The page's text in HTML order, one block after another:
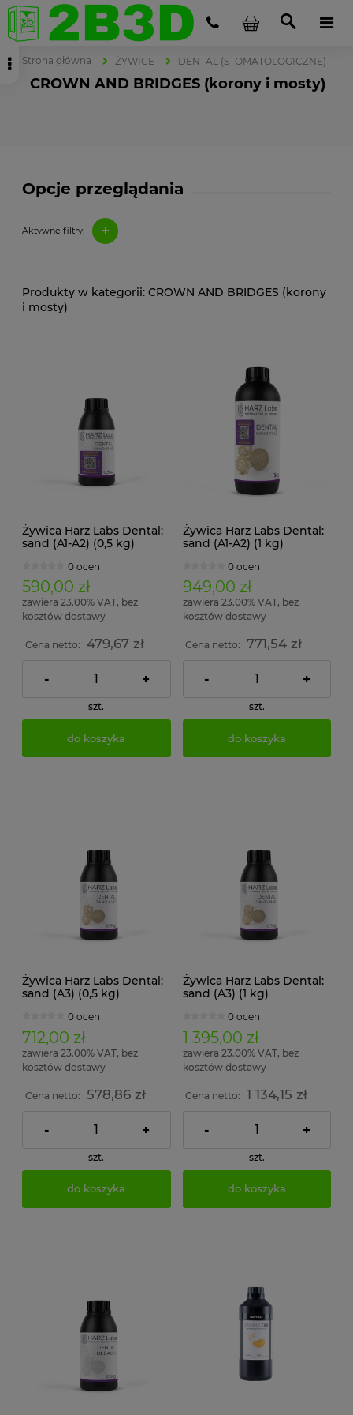
Strona główna ŻYWICE DENTAL (STOMATOLOGICZNE)
CROWN AND BRIDGES (korony i mosty)
Opcje przeglądania
Aktywne filtry: +
CROWN AND BRIDGES (korony
i mosty)
Żywica Harz Labs Dental:
sand (A1-A2) (0,5 kg)
0 ocen
590,00 zł
zawiera 23.00% VAT, bez
kosztów dostawy
Cena netto: 479,67 zł
- +
szt.
do koszyka
Żywica Harz Labs Dental:
sand (A1-A2) (1 kg)
0 ocen
949,00 zł
zawiera 23.00% VAT, bez
kosztów dostawy
Cena netto: 771,54 zł
- +
szt.
do koszyka
Żywica Harz Labs Dental:
sand (A3) (0,5 kg)
0 ocen
712,00 zł
zawiera 23.00% VAT, bez
kosztów dostawy
Cena netto: 578,86 zł
- +
szt.
do koszyka
Żywica Harz Labs Dental:
sand (A3) (1 kg)
0 ocen
1 395,00 zł
zawiera 23.00% VAT, bez
kosztów dostawy
Cena netto: 1 134,15 zł
- +
szt.
do koszyka